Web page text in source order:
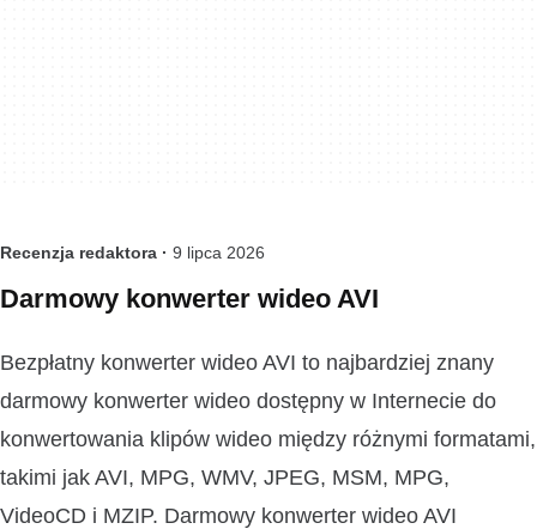
Recenzja redaktora · 9 lipca 2026
Darmowy konwerter wideo AVI
Bezpłatny konwerter wideo AVI to najbardziej znany
darmowy konwerter wideo dostępny w Internecie do
konwertowania klipów wideo między różnymi formatami,
takimi jak AVI, MPG, WMV, JPEG, MSM, MPG,
VideoCD i MZIP. Darmowy konwerter wideo AVI